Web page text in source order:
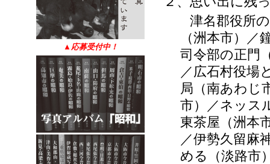
▲ 応募受付中！
津名郡役所の
（洲本市）
司令部の正門
／広石村役場
局（南あわじ
市）／ネッス
東茶屋（洲本
／伊勢久留麻
める（淡路市